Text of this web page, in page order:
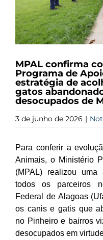
MPAL confirma
Programa de
estratégia de
gatos
desocupados de
3 de junho de 2026 |
Para conferir a
Animais, o Ministério
(MPAL) realizou
todos os parceiros
Federal de Alagoas
os canis e gatis que
no Pinheiro e bairros
desocupados em